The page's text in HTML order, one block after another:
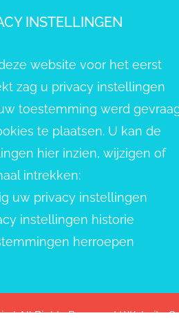
INSTELLINGEN
website voor het eerst
zag u privacy instellingen
toestemming werd
te plaatsen. U kan de
hier inzien, wijzigen of
intrekken:
uw privacy instellingen
instellingen historie
herroepen
| All Rights Reserved | Website